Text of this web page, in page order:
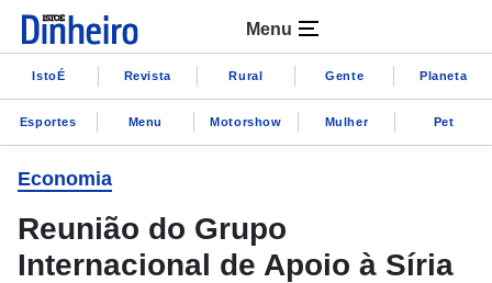
Menu
IstoÉ Revista Rural Gente Planeta
Esportes Menu Motorshow Mulher Pet
Economia
Reunião do Grupo
Internacional de Apoio à Síria